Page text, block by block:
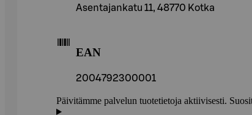
Asentajankatu 11, 48770 Kotka
EAN
2004792300001
Päivitämme palvelun tuotetietoja aktiivisesti.